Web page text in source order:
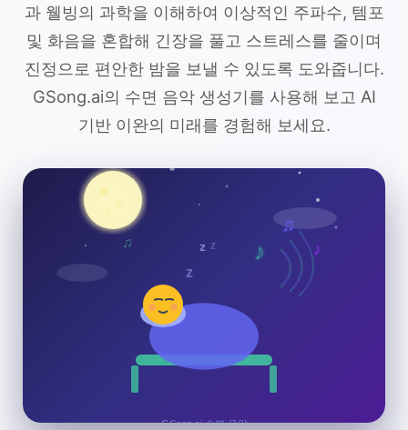
과 웰빙의 과학을 이해하여 이상적인 주파수, 템포
및 화음을 혼합해 긴장을 풀고 스트레스를 줄이며
진정으로 편안한 밤을 보낼 수 있도록 도와줍니다.
GSong.ai의 수면 음악 생성기를 사용해 보고 AI
기반 이완의 미래를 경험해 보세요.
♪
♫
♪
♫
z
z
GSong.ai 수면 음악